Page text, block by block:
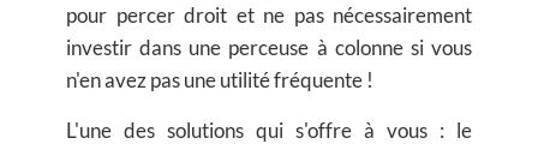
pour percer droit et ne pas nécessairement
investir dans une perceuse à colonne si vous
n'en avez pas une utilité fréquente !
L'une des solutions qui s'offre à vous : le